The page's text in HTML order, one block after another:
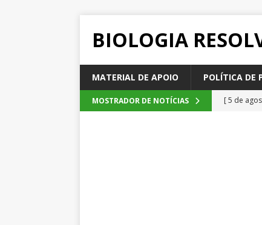
BIOLOGIA
MATERIAL DE APOIO POLÍTICA DE
MOSTRADOR DE NOTÍCIAS [ 5 de